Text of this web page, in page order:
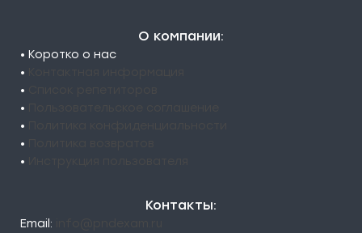
О компании:
• Коротко о нас
•
•
•
•
•
•
Контакты:
Email: